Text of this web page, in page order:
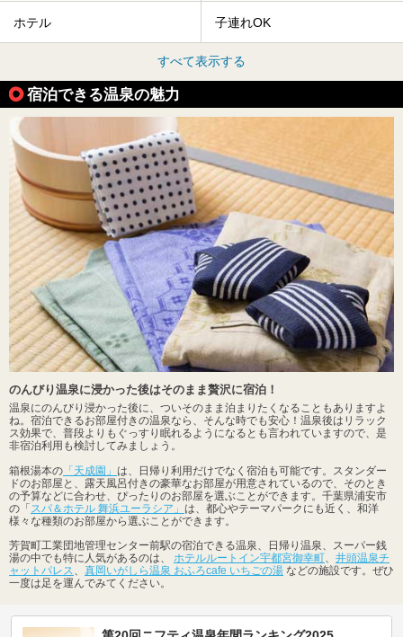
ホテル 子連れOK
すべて表示する
宿泊できる温泉の魅力
のんびり温泉に浸かった後はそのまま贅沢に宿泊！
温泉にのんびり浸かった後に、ついそのまま泊まりたくなることもありますよ
ね。宿泊できるお部屋付きの温泉なら、そんな時でも安心！温泉後はリラック
ス効果で、普段よりもぐっすり眠れるようになるとも言われていますので、是
非宿泊利用も検討してみましょう。
箱根湯本の 「天成園」 は、日帰り利用だけでなく宿泊も可能です。スタンダー
ドのお部屋と、露天風呂付きの豪華なお部屋が用意されているので、そのとき
の予算などに合わせ、ぴったりのお部屋を選ぶことができます。千葉県浦安市
の「スパ＆ホテル 舞浜ユーラシア」 は、都心やテーマパークにも近く、和洋
様々な種類のお部屋から選ぶことができます。
芳賀町工業団地管理センター前駅の宿泊できる温泉、日帰り温泉、スーパー銭
湯の中でも特に人気があるのは、 ホテルルートイン宇都宮御幸町、 井頭温泉チ
ャットパレス、 真岡いがしら温泉 おふろcafe いちごの湯 などの施設です。ぜひ
一度は足を運んでみてください。